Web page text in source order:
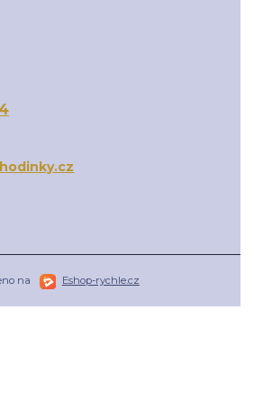
na Eshop-rychle.cz